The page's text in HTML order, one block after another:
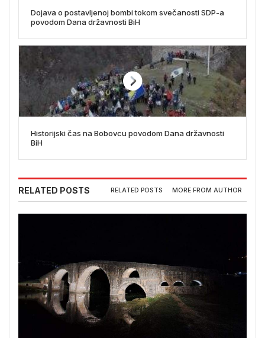
Dojava o postavljenoj bombi tokom svečanosti SDP-a
povodom Dana državnosti BiH
Historijski čas na Bobovcu povodom Dana državnosti
BiH
RELATED POSTS RELATED POSTS MORE FROM AUTHOR